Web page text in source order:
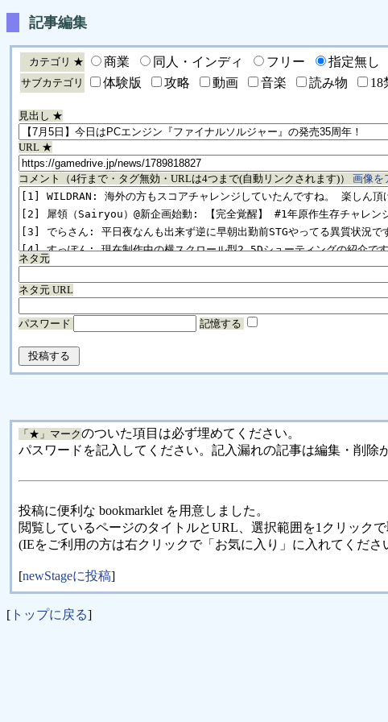
記事編集
カテゴリ ★ 商業 同人・インディ フリー 指定無し
サブカテゴリ 体験版 攻略 動画 音楽 読み物 18
見出し ★
URL ★
コメント（4行まで・タグ無効・URLは4つまで(自動リンクされます)） 画像を
ネタ元
ネタ元 URL
パスワード 記憶する
「★」マークのついた項目は必ず埋めてください。
パスワードを記入してください。記入漏れの記事は編集・削除
投稿に便利な bookmarklet を用意しました。
閲覧しているページのタイトルとURL、選択範囲を1クリックで
(IEをご利用の方は右クリックで「お気に入り」に入れてくださ
[newStageに投稿]
[ トップに戻る]